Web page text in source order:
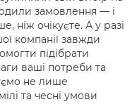
замовлення — і
ніж очікуєте. А у разі
компанії завжди
підібрати
ваші потреби та
не лише
та чесні умови